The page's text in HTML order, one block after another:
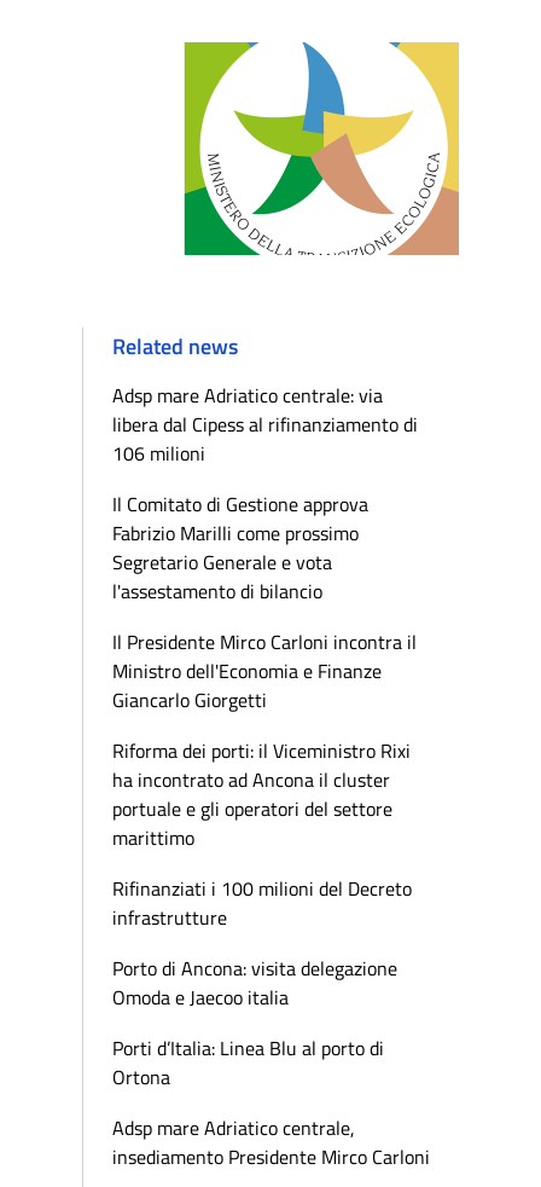
Related news
Adsp mare Adriatico centrale: via
libera dal Cipess al rifinanziamento di
106 milioni
Il Comitato di Gestione approva
Fabrizio Marilli come prossimo
Segretario Generale e vota
l'assestamento di bilancio
Il Presidente Mirco Carloni incontra il
Ministro dell'Economia e Finanze
Giancarlo Giorgetti
Riforma dei porti: il Viceministro Rixi
ha incontrato ad Ancona il cluster
portuale e gli operatori del settore
marittimo
Rifinanziati i 100 milioni del Decreto
infrastrutture
Porto di Ancona: visita delegazione
Omoda e Jaecoo italia
Porti d’Italia: Linea Blu al porto di
Ortona
Adsp mare Adriatico centrale,
insediamento Presidente Mirco Carloni